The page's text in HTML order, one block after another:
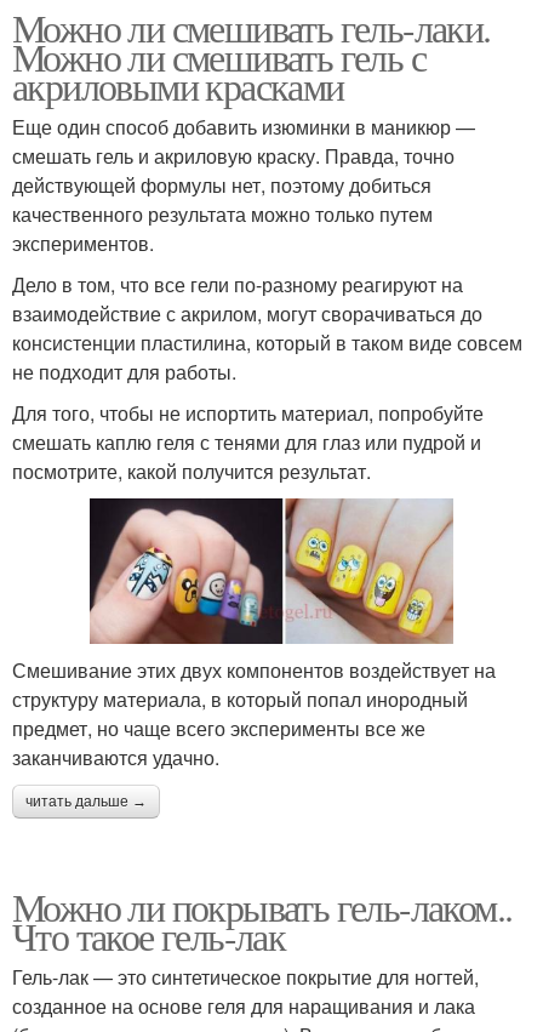
Можно ли смешивать гель-лаки.
Можно ли смешивать гель с
акриловыми красками
Еще один способ добавить изюминки в маникюр —
смешать гель и акриловую краску. Правда, точно
действующей формулы нет, поэтому добиться
качественного результата можно только путем
экспериментов.
Дело в том, что все гели по-разному реагируют на
взаимодействие с акрилом, могут сворачиваться до
консистенции пластилина, который в таком виде совсем
не подходит для работы.
Для того, чтобы не испортить материал, попробуйте
смешать каплю геля с тенями для глаз или пудрой и
посмотрите, какой получится результат.
Смешивание этих двух компонентов воздействует на
структуру материала, в который попал инородный
предмет, но чаще всего эксперименты все же
заканчиваются удачно.
читать дальше →
Можно ли покрывать гель-лаком..
Что такое гель-лак
Гель-лак — это синтетическое покрытие для ногтей,
созданное на основе геля для наращивания и лака